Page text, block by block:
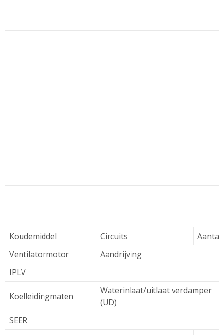
Koudemiddel Circuits
Ventilatormotor
Aandrijving
IPLV
Koelleidingmaten
Waterinlaat/uitlaat verdamper
(UD)
SEER